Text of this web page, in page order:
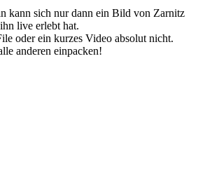
kann sich nur dann ein Bild von Zarnitz
live erlebt hat.
oder ein kurzes Video absolut nicht.
anderen einpacken!